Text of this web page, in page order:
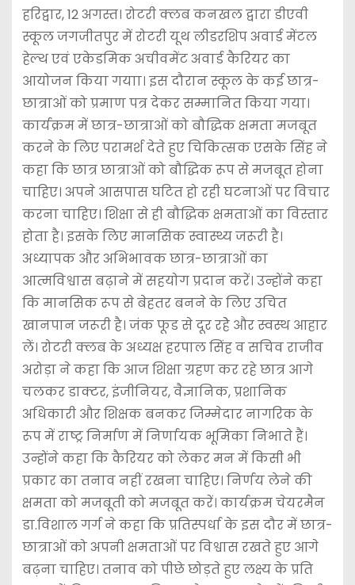
हरिद्वार, 12 अगस्त। रोटरी क्लब कनखल द्वारा डीएवी
स्कूल जगजीतपुर में रोटरी यूथ लीडरशिप अवार्ड मेंटल
हेल्थ एवं एकेडमिक अचीवमेंट अवार्ड कैरियर का
आयोजन किया गयाा। इस दौरान स्कूल के कई छात्र-
छात्राओं को प्रमाण पत्र देकर सम्मानित किया गया।
कार्यक्रम में छात्र-छात्राओं को बौद्धिक क्षमता मजबूत
करने के लिए परामर्श देते हुए चिकित्सक एसके सिंह ने
कहा कि छात्र छात्राओं को बौद्धिक रूप से मजबूत होना
चाहिए। अपने आसपास घटित हो रही घटनाओं पर विचार
करना चाहिए। शिक्षा से ही बौद्धिक क्षमताओं का विस्तार
होता है। इसके लिए मानसिक स्वास्थ्य जरूरी है।
अध्यापक और अभिभावक छात्र-छात्राओं का
आत्मविश्वास बढ़ाने में सहयोग प्रदान करें। उन्होंने कहा
कि मानसिक रूप से बेहतर बनने के लिए उचित
खानपान जरूरी है। जंक फूड से दूर रहेे और स्वस्थ आहार
लें। रोटरी क्लब के अध्यक्ष हरपाल सिंह व सचिव राजीव
अरोड़ा ने कहा कि आज शिक्षा ग्रहण कर रहे छात्र आगे
चलकर डाक्टर, इंजीनियर, वैज्ञानिक, प्रशानिक
अधिकारी और शिक्षक बनकर जिम्मेदार नागरिक के
रूप में राष्ट्र निर्माण में निर्णायक भूमिका निभाते हैं।
उन्होंने कहा कि कैरियर को लेकर मन में किसी भी
प्रकार का तनाव नहीं रखना चाहिए। निर्णय लेने की
क्षमता को मजबूती को मजबूत करें। कार्यक्रम चेयरमैन
डा.विशाल गर्ग ने कहा कि प्रतिस्पर्धा के इस दौर में छात्र-
छात्राओं को अपनी क्षमताओं पर विश्वास रखते हुए आगे
बढ़ना चाहिए। तनाव को पीछे छोड़ते हुए लक्ष्य के प्रति